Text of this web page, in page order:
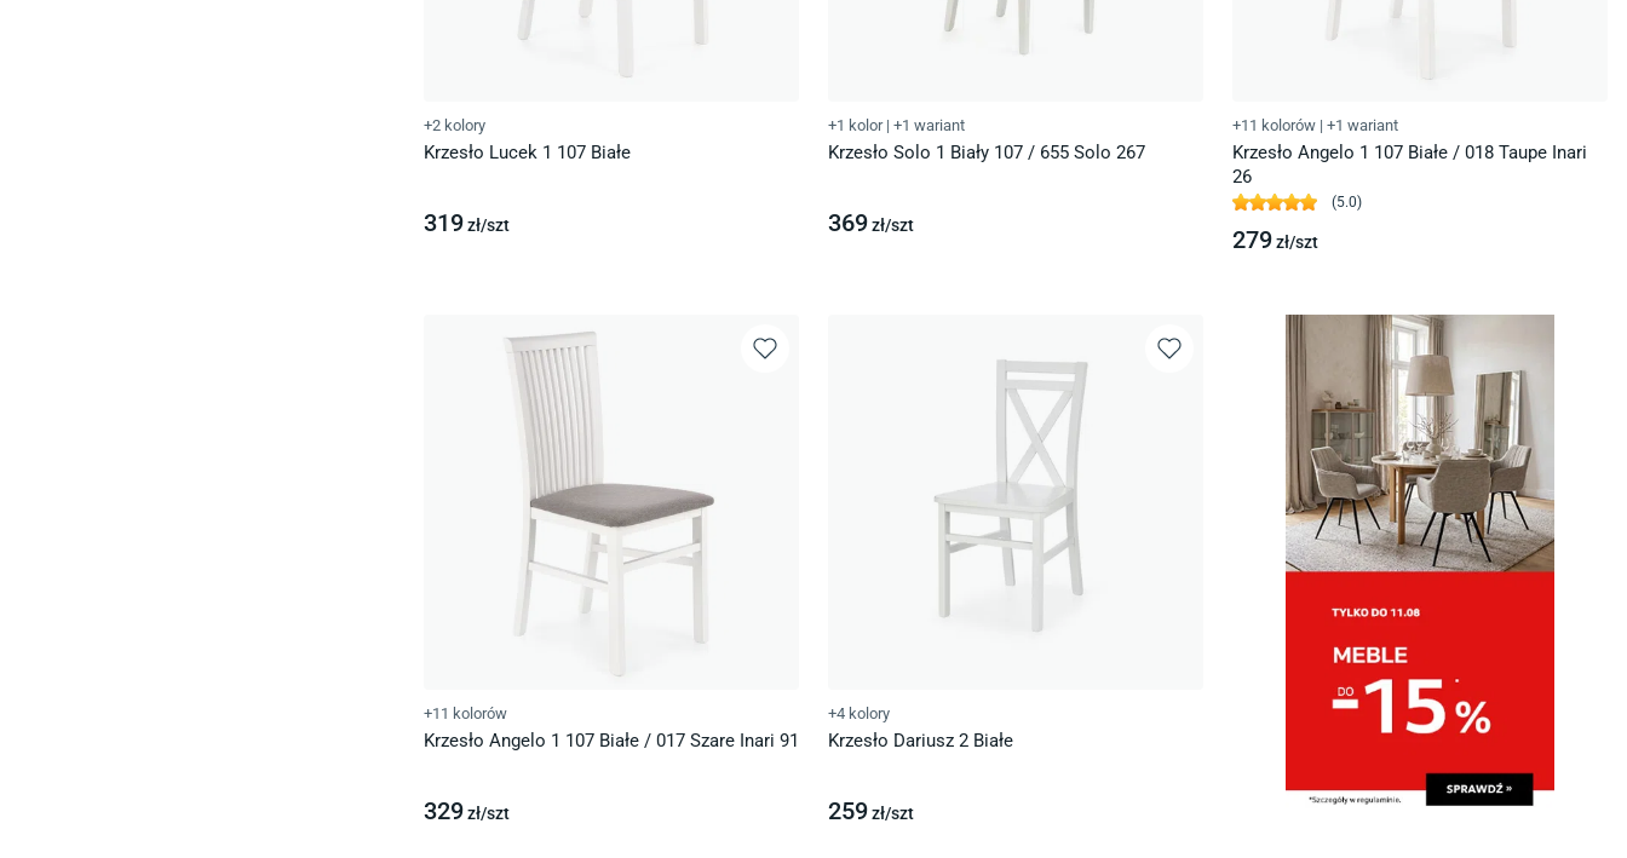
+2 kolory
Krzesło Lucek 1 107 Białe
319zł/szt
+1 kolor | +1 wariant
Krzesło Solo 1 Biały 107 / 655 Solo 267
369zł/szt
+11 kolorów | +1 wariant
Krzesło Angelo 1 107 Białe / 018 Taupe Inari
26
(5.0)
279zł/szt
+11 kolorów
Krzesło Angelo 1 107 Białe / 017 Szare Inari 91
329zł/szt
+4 kolory
Krzesło Dariusz 2 Białe
259zł/szt